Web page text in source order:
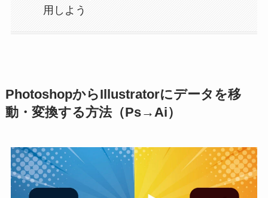
用しよう
PhotoshopからIllustratorにデータを移
動・変換する方法（Ps→Ai）